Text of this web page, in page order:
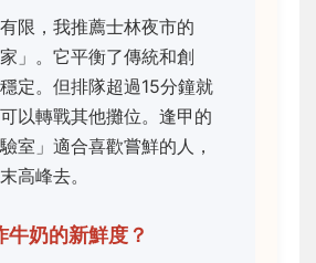
限，我推薦士林夜市的
家」。它平衡了傳統和創
定。但排隊超過15分鐘就
以轉戰其他攤位。逢甲的
驗室」適合喜歡嘗鮮的人，
高峰去。
牛奶的新鮮度？